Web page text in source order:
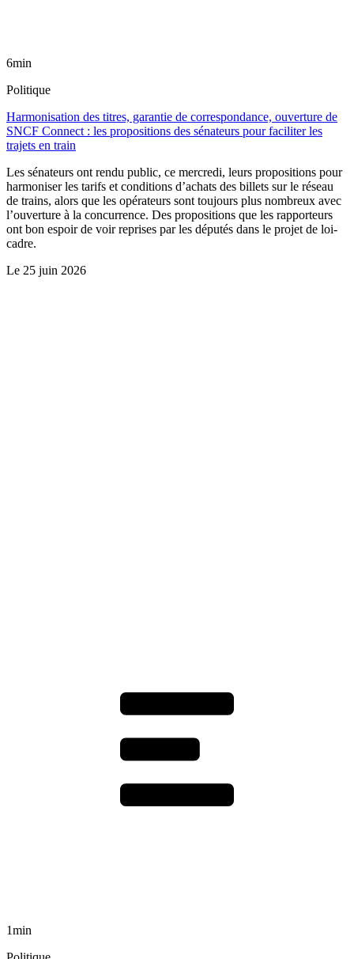
6min
Politique
Harmonisation des titres, garantie de correspondance, ouverture de
SNCF Connect : les propositions des sénateurs pour faciliter les
trajets en train
Les sénateurs ont rendu public, ce mercredi, leurs propositions pour
harmoniser les tarifs et conditions d’achats des billets sur le réseau
de trains, alors que les opérateurs sont toujours plus nombreux avec
l’ouverture à la concurrence. Des propositions que les rapporteurs
ont bon espoir de voir reprises par les députés dans le projet de loi-
cadre.
Le 25 juin 2026
1min